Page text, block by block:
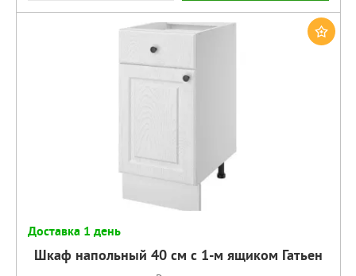
Доставка 1 день
Шкаф напольный 40 см с 1-м ящиком Гатьен